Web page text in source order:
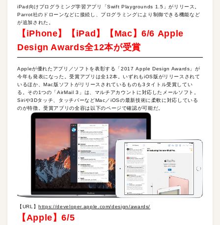
iPad向けプログラミング学習アプリ「Swift Playgrounds 1.5」がリリース。
Parrot社のドローンなどに接続し、プログラミングにより制御できる機能など
が追加された。
【iPhone】【iPad】【Mac】6/6 Apple
Design Awards全12本が受賞
Appleが優れたアプリ／ソフトを表彰する「2017 Apple Design Awards」が
今年も発表になった。受賞アプリは全12本。いずれもiOS版がリリースされて
いるほか、Mac版ソフトがリリースされているものも3タイトル受賞してい
る。その1つの「AirMail 3」は、マルチアカウントに対応したメールソフト。
Siriや3Dタッチ、タッチバーなどMac／iOSの最新技術に柔軟に対応している
のが特徴。受賞アプリの全容は以下のページで確認が可能だ。
【URL】https://developer.apple.com/design/awards/
【Apple】6/5